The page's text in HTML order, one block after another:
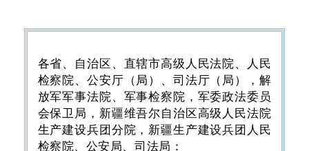
各省、自治区、直辖市高级人民法院、人民
检察院、公安厅（局）、司法厅（局），解
放军军事法院、军事检察院，军委政法委员
会保卫局，新疆维吾尔自治区高级人民法院
生产建设兵团分院，新疆生产建设兵团人民
检察院、公安局、司法局：